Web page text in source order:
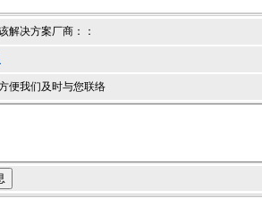
解决方案厂商： ：
便我们及时与您联络